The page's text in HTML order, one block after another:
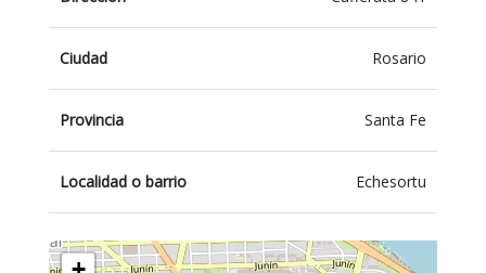
Ciudad Rosario
Provincia Santa Fe
Localidad o barrio Echesortu